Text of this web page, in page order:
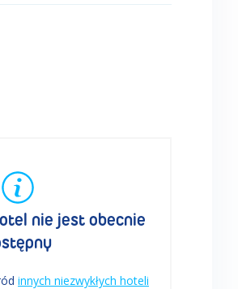
nie jest obecnie
innych niezwykłych hoteli